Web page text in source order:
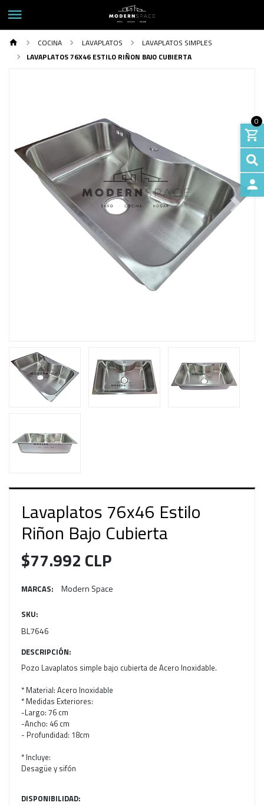
0
COCINA LAVAPLATOS
LAVAPLATOS SIMPLES
LAVAPLATOS 76X46 ESTILO RIÑON BAJO CUBIERTA
Next
Lavaplatos 76x46 Estilo
Riñon Bajo Cubierta
$77.992 CLP
MARCAS: Modern Space
SKU:
BL7646
DESCRIPCIÓN:
Pozo Lavaplatos simple bajo cubierta de Acero Inoxidable.
* Material: Acero Inoxidable
* Medidas Exteriores:
-Largo: 76 cm
-Ancho: 46 cm
- Profundidad: 18cm
* Incluye:
Desagüe y sifón
DISPONIBILIDAD: